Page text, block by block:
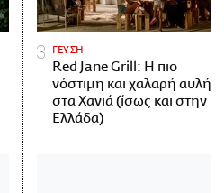
ΓΕΥΣΗ
Red Jane Grill: Η πιο
νόστιμη και χαλαρή αυλή
στα Χανιά (ίσως και στην
Ελλάδα)